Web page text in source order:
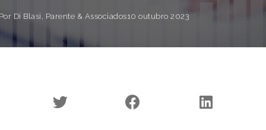
Di Blasi, Parente & Associados10 outubro 2023